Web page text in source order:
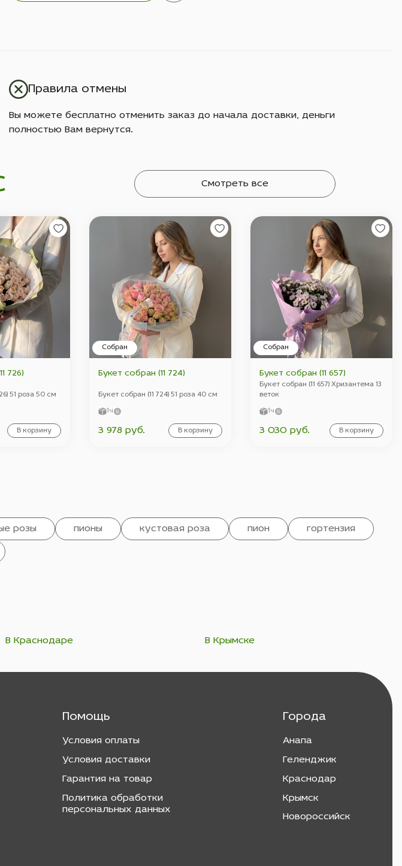
Правила отмены
Вы можете бесплатно отменить заказ до начала доставки, деньги
полностью Вам вернутся.
Смотреть все
726)
51 роза 50 см
В корзину
Собран
Букет собран (11 724)
Букет собран (11 724) 51 роза 40 см
1ч
3 978 руб. В корзину
Собран
Букет собран (11 657)
Букет собран (11 657) Хризантема 13
веток
1ч
3 030 руб. В корзину
розы пионы кустовая роза пион гортензия
В Краснодаре В Крымске
Помощь
Условия оплаты
Условия доставки
Гарантия на товар
Политика обработки
персональных данных
Города
Анапа
Геленджик
Краснодар
Крымск
Новороссийск